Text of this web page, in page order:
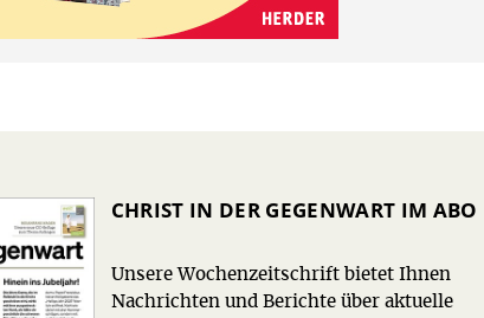
CHRIST IN DER GEGENWART IM ABO
Unsere Wochenzeitschrift bietet Ihnen
Nachrichten und Berichte über aktuelle